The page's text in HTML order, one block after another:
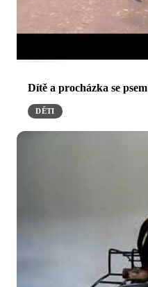
Dítě a procházka se psem
DĚTI